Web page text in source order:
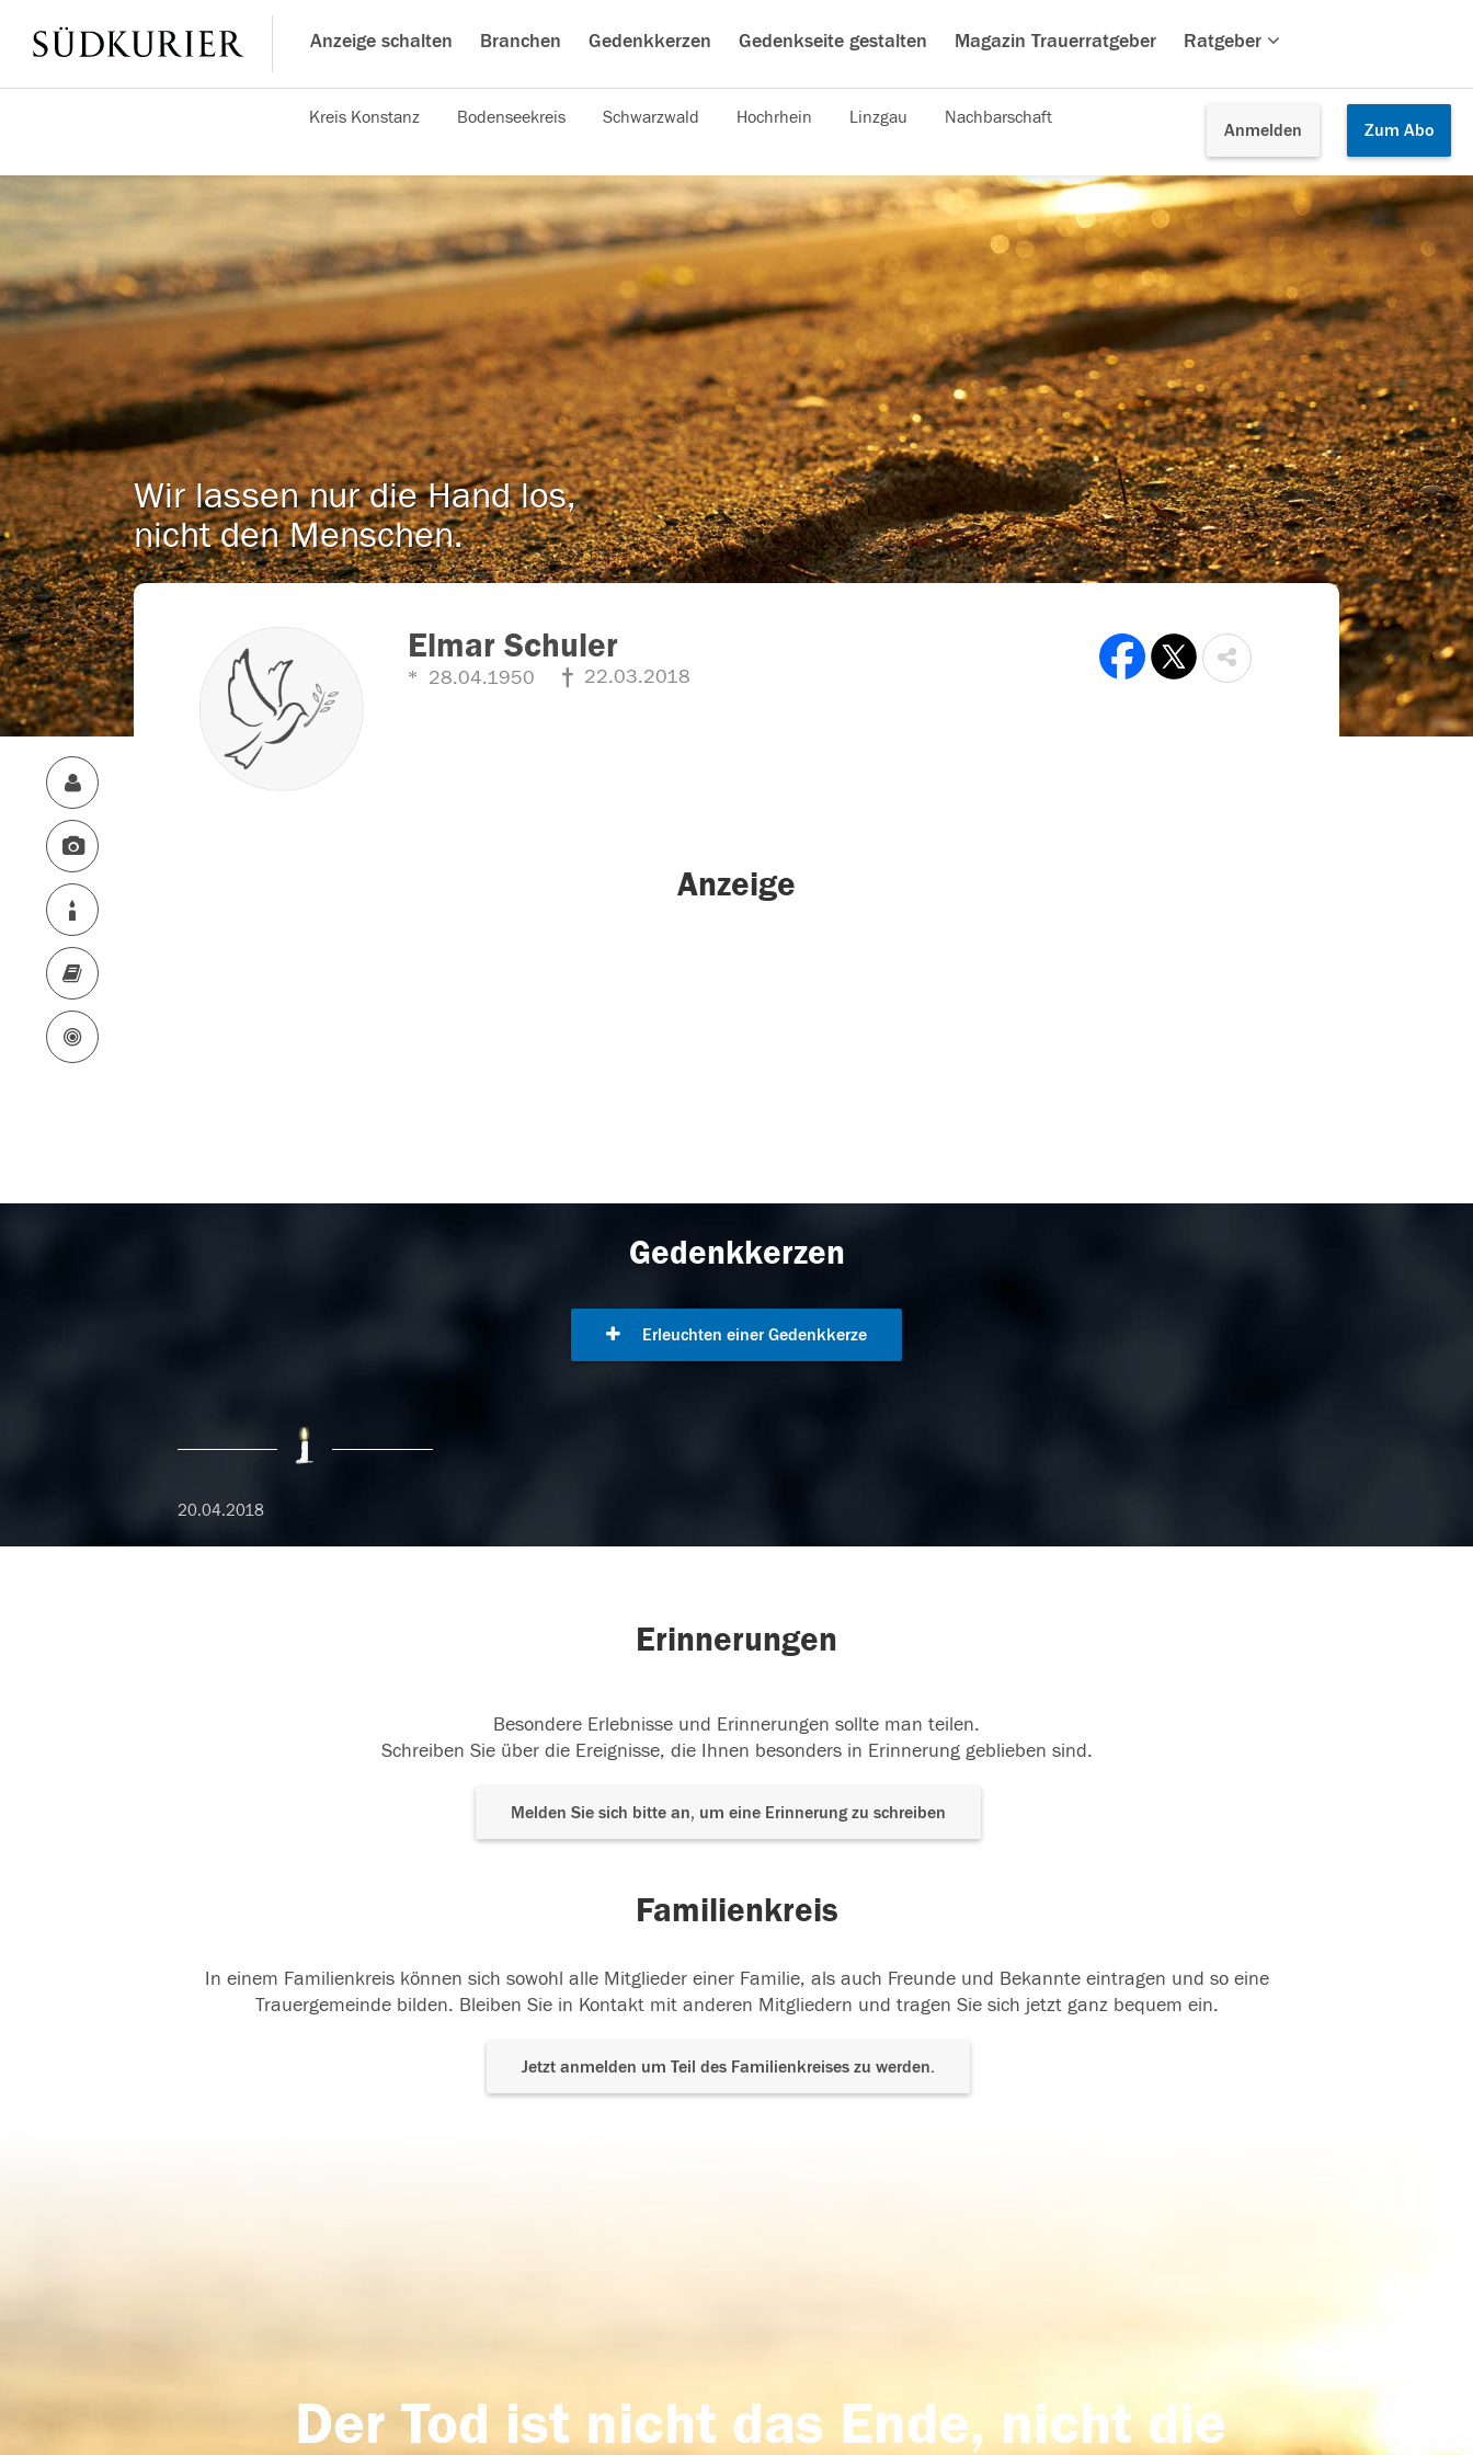
Anzeige schalten Branchen Gedenkkerzen Gedenkseite gestalten Magazin Trauerratgeber Ratgeber
Anmelden Zum Abo
Kreis Konstanz Bodenseekreis Schwarzwald Hochrhein Linzgau Nachbarschaft
Wir lassen nur die Hand los,
nicht den Menschen.
Elmar Schuler
28.04.1950 22.03.2018
Anzeige
Gedenkkerzen
Erleuchten einer Gedenkkerze
20.04.2018
Erinnerungen
Besondere Erlebnisse und Erinnerungen sollte man teilen.
Schreiben Sie über die Ereignisse, die Ihnen besonders in Erinnerung geblieben sind.
Melden Sie sich bitte an, um eine Erinnerung zu schreiben
Familienkreis
In einem Familienkreis können sich sowohl alle Mitglieder einer Familie, als auch Freunde und Bekannte eintragen und so eine
Trauergemeinde bilden. Bleiben Sie in Kontakt mit anderen Mitgliedern und tragen Sie sich jetzt ganz bequem ein.
Jetzt anmelden um Teil des Familienkreises zu werden.
Der Tod ist nicht das Ende, nicht die